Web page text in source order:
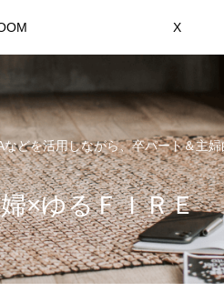
どを活用しながら、卒パート＆主
×ゆるＦＩＲＥ
X